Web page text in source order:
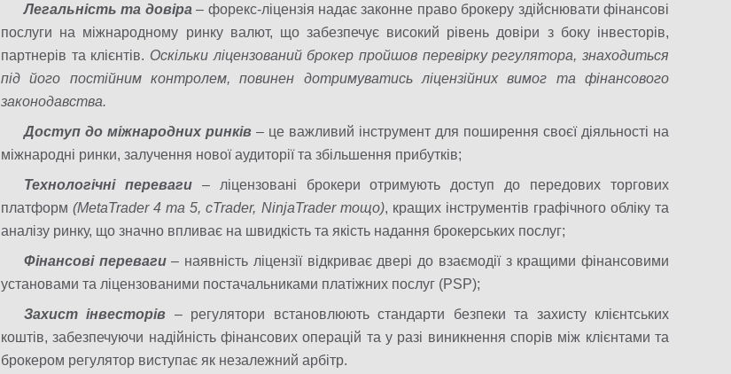
Легальність та довіра– форекс-ліцензія надає законне право брокеру здійснювати фінансові
послуги на міжнародному ринку валют, що забезпечує високий рівень довіри з боку інвесторів,
партнерів та клієнтів. Оскільки ліцензований брокер пройшов перевірку регулятора, знаходиться
під його постійним контролем, повинен дотримуватись ліцензійних вимог та фінансового
законодавства.
Доступ до міжнародних ринків – це важливий інструмент для поширення своєї діяльності на
міжнародні ринки, залучення нової аудиторії та збільшення прибутків;
Технологічні переваги – ліцензовані брокери отримують доступ до передових торгових
платформ(MetaTrader 4 та 5, cTrader, NinjaTrader тощо), кращих інструментів графічного обліку та
аналізу ринку, що значно впливає на швидкість та якість надання брокерських послуг;
Фінансові переваги– наявність ліцензії відкриває двері до взаємодії з кращими фінансовими
установами та ліцензованими постачальниками платіжних послуг (PSP);
Захист інвесторів – регулятори встановлюють стандарти безпеки та захисту клієнтських
коштів, забезпечуючи надійність фінансових операцій та у разі виникнення спорів між клієнтами та
брокером регулятор виступає як незалежний арбітр.